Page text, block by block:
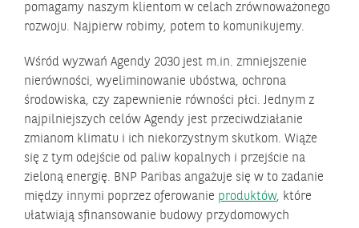
pomagamy naszym klientom w celach zrównoważonego
rozwoju. Najpierw robimy, potem to komunikujemy.
Wśród wyzwań Agendy 2030 jest m.in. zmniejszenie
nierówności, wyeliminowanie ubóstwa, ochrona
środowiska, czy zapewnienie równości płci. Jednym z
najpilniejszych celów Agendy jest przeciwdziałanie
zmianom klimatu i ich niekorzystnym skutkom. Wiąże
się z tym odejście od paliw kopalnych i przejście na
zieloną energię. BNP Paribas angażuje się w to zadanie
między innymi poprzez oferowanie produktów, które
ułatwiają sfinansowanie budowy przydomowych